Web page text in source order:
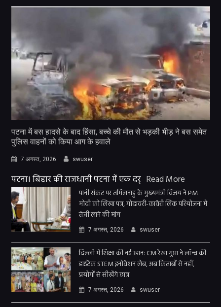
पटना में बस हादसे के बाद हिंसा, बच्चे की मौत से भड़की भीड़ ने बस समेत
पुलिस वाहनों को किया आग के हवाले
7 अगस्त, 2026 swuser
पटना। बिहार की राजधानी पटना में एक दर् Read More
पानी संकट पर तमिलनाडु के मुख्यमंत्री विजय ने PM
मोदी को लिखा पत्र, गोदावरी-कावेरी लिंक परियोजना में
तेजी लाने की मांग
7 अगस्त, 2026 swuser
दिल्ली में शिक्षा की नई उड़ान: CM रेखा गुप्ता ने लॉन्च की
हाईटेक STEM इनोवेशन लैब, अब किताबों से नहीं,
प्रयोगों से सीखेंगे छात्र
7 अगस्त, 2026 swuser